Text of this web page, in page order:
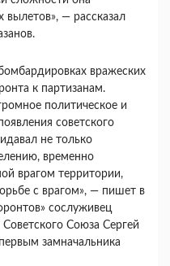
— рассказал
вражеских
к партизанам.
политическое и
советского
не только
временно
врагом территории,
с врагом», — пишет в
сослуживец
Союза Сергей
замначальника